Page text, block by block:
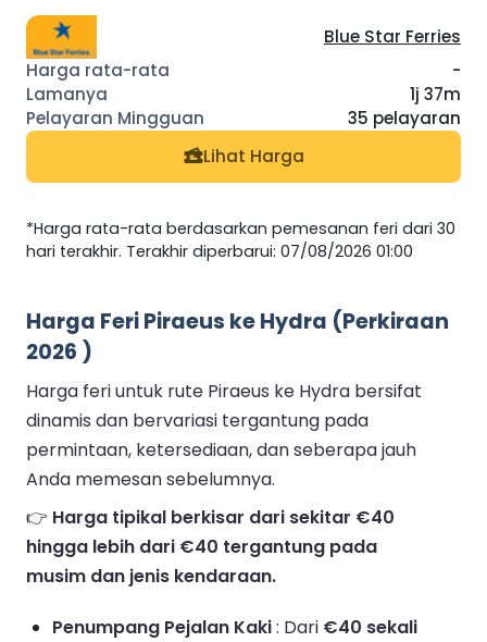
Blue Star Ferries
-
1j 37m
35 pelayaran
Lihat Harga
*Harga rata-rata berdasarkan pemesanan feri dari 30
hari terakhir. Terakhir diperbarui: 07/08/2026 01:00
Harga Feri Piraeus ke Hydra (Perkiraan
2026 )
Harga feri untuk rute Piraeus ke Hydra bersifat
dinamis dan bervariasi tergantung pada
permintaan, ketersediaan, dan seberapa jauh
Anda memesan sebelumnya.
👉 Harga tipikal berkisar dari sekitar €40
hingga lebih dari €40 tergantung pada
musim dan jenis kendaraan.
Penumpang Pejalan Kaki: Dari €40 sekali